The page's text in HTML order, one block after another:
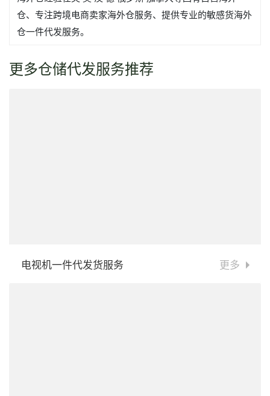
仓、专注跨境电商卖家海外仓服务、提供专业的敏感货海外
仓一件代发服务。
更多仓储代发服务推荐
电视机一件代发货服务 更多